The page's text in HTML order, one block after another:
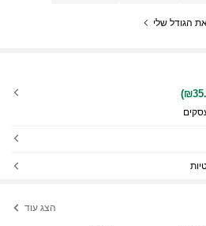
הגודל שלי
הצג עוד